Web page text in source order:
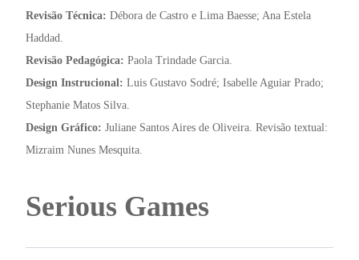
Revisão Técnica: Débora de Castro e Lima Baesse; Ana Estela
Haddad.
Revisão Pedagógica: Paola Trindade Garcia.
Design Instrucional: Luis Gustavo Sodré; Isabelle Aguiar Prado;
Stephanie Matos Silva.
Design Gráfico: Juliane Santos Aires de Oliveira. Revisão textual:
Mizraim Nunes Mesquita.
Serious Games